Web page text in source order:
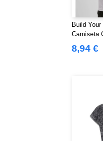
Build
Camiseta
Orgânica
8,94 €